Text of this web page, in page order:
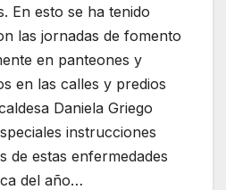
En esto se ha tenido
las jornadas de fomento
en panteones y
en las calles y predios
Daniela Griego
instrucciones
de estas enfermedades
del año…